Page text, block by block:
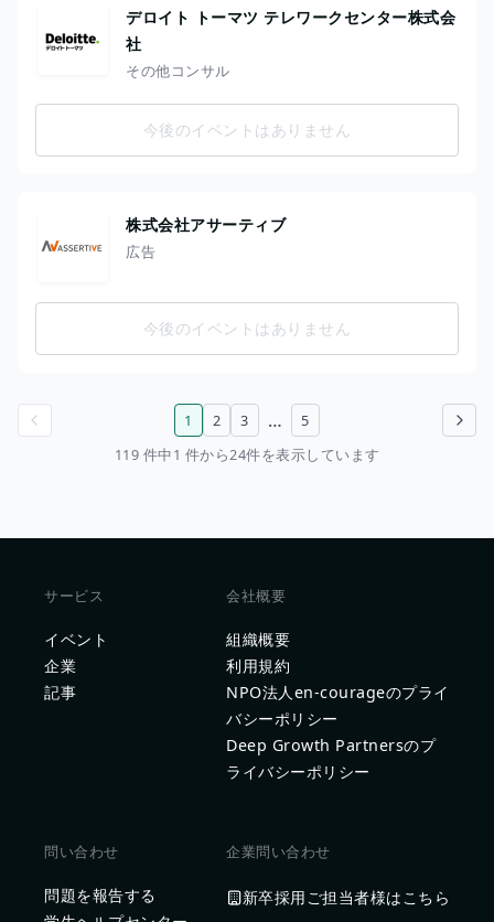
デロイト トーマツ テレワークセンター株式会
社
その他コンサル
今後のイベントはありません
株式会社アサーティブ
広告
今後のイベントはありません
次のページ
1 2 3 …
5
119 件中1 件から24件を表示しています
サービス
イベント
企業
記事
会社概要
組織概要
利用規約
NPO法人en-courageのプライ
バシーポリシー
Deep Growth Partnersのプ
ライバシーポリシー
問い合わせ
問題を報告する
企業問い合わせ
新卒採用ご担当者様はこちら